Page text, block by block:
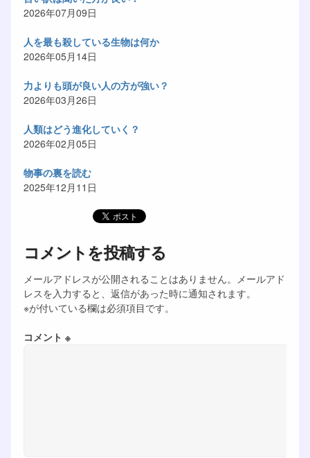
2026年07月09日
人を最も殺している生物は何か
2026年05月14日
力よりも頭が良い人の方が強い？
2026年03月26日
人類はどう進化していく？
2026年02月05日
物事の裏を読む
2025年12月11日
コメントを投稿する
メールアドレスが公開されることはありません。メールアド
レスを入力すると、返信があった時に通知されます。
※が付いている欄は必須項目です。
コメント ※